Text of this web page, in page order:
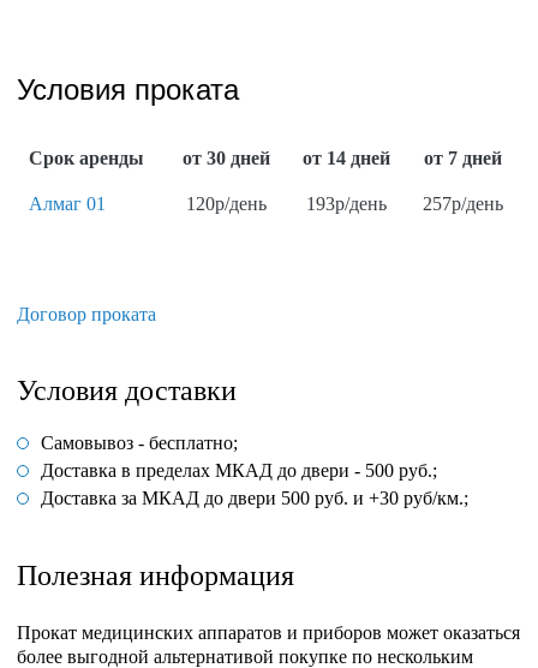
Условия проката
Срок аренды от 30 дней от 14 дней от 7 дней
Алмаг 01 120p/день 193p/день 257p/день
Договор проката
Условия доставки
Самовывоз - бесплатно;
Доставка в пределах МКАД до двери - 500 руб.;
Доставка за МКАД до двери 500 руб. и +30 руб/км.;
Полезная информация
Прокат медицинских аппаратов и приборов может оказаться
более выгодной альтернативой покупке по нескольким